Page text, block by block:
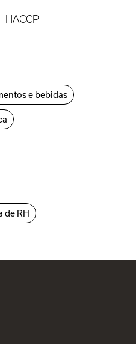
HACCP
e bebidas
de RH